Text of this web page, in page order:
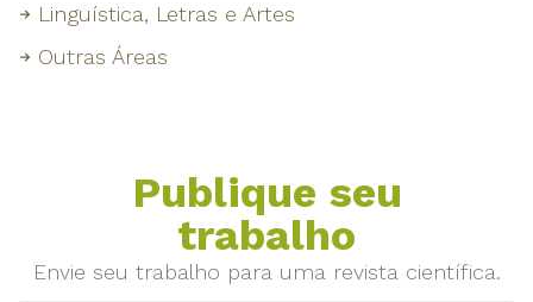
Linguística, Letras e Artes
Outras Áreas
Publique seu
trabalho
Envie seu trabalho para uma revista científica.